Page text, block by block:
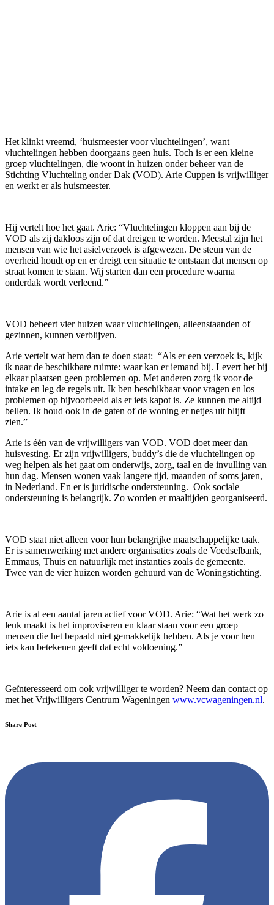
Het klinkt vreemd, ‘huismeester voor vluchtelingen’, want
vluchtelingen hebben doorgaans geen huis. Toch is er een kleine
groep vluchtelingen, die woont in huizen onder beheer van de
Stichting Vluchteling onder Dak (VOD). Arie Cuppen is vrijwilliger
en werkt er als huismeester.
Hij vertelt hoe het gaat. Arie: “Vluchtelingen kloppen aan bij de
VOD als zij dakloos zijn of dat dreigen te worden. Meestal zijn het
mensen van wie het asielverzoek is afgewezen. De steun van de
overheid houdt op en er dreigt een situatie te ontstaan dat mensen op
straat komen te staan. Wij starten dan een procedure waarna
onderdak wordt verleend.”
VOD beheert vier huizen waar vluchtelingen, alleenstaanden of
gezinnen, kunnen verblijven.
Arie vertelt wat hem dan te doen staat: “Als er een verzoek is, kijk
ik naar de beschikbare ruimte: waar kan er iemand bij. Levert het bij
elkaar plaatsen geen problemen op. Met anderen zorg ik voor de
intake en leg de regels uit. Ik ben beschikbaar voor vragen en los
problemen op bijvoorbeeld als er iets kapot is. Ze kunnen me altijd
bellen. Ik houd ook in de gaten of de woning er netjes uit blijft
zien.”
Arie is één van de vrijwilligers van VOD. VOD doet meer dan
huisvesting. Er zijn vrijwilligers, buddy’s die de vluchtelingen op
weg helpen als het gaat om onderwijs, zorg, taal en de invulling van
hun dag. Mensen wonen vaak langere tijd, maanden of soms jaren,
in Nederland. En er is juridische ondersteuning. Ook sociale
ondersteuning is belangrijk. Zo worden er maaltijden georganiseerd.
VOD staat niet alleen voor hun belangrijke maatschappelijke taak.
Er is samenwerking met andere organisaties zoals de Voedselbank,
Emmaus, Thuis en natuurlijk met instanties zoals de gemeente.
Twee van de vier huizen worden gehuurd van de Woningstichting.
Arie is al een aantal jaren actief voor VOD. Arie: “Wat het werk zo
leuk maakt is het improviseren en klaar staan voor een groep
mensen die het bepaald niet gemakkelijk hebben. Als je voor hen
iets kan betekenen geeft dat echt voldoening.”
Geïnteresseerd om ook vrijwilliger te worden? Neem dan contact op
met het Vrijwilligers Centrum Wageningen www.vcwageningen.nl.
Share Post